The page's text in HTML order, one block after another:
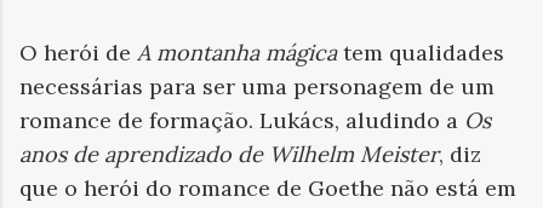
O herói de A montanha mágicatem qualidades
necessárias para ser uma personagem de um
romance de formação. Lukács, aludindo a Os
anos de aprendizado de Wilhelm Meister, diz
que o herói do romance de Goethe não está em